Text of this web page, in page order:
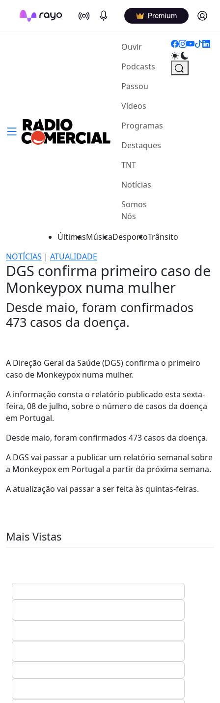
On Air Podcasts Premium Log in
Ouvir(current)
Podcasts
Passou
Vídeos
Programas
Destaques
TNT
Notícias
Somos
Nós
ÚltimasMúsicaDesportoTrânsito
NOTÍCIAS | ATUALIDADE
DGS confirma primeiro caso de
Monkeypox numa mulher
Desde maio, foram confirmados
473 casos da doença.
A Direção Geral da Saúde (DGS) confirma o primeiro
caso de Monkeypox numa mulher.
A informação consta o relatório publicado esta sexta-
feira, 08 de julho, sobre o número de casos da doença
em Portugal.
Desde maio, foram confirmados 473 casos da doença.
A DGS vai passar a publicar um relatório semanal sobre
a Monkeypox em Portugal a partir da próxima semana.
A atualização vai passar a ser feita às quintas-feiras.
Mais Vistas